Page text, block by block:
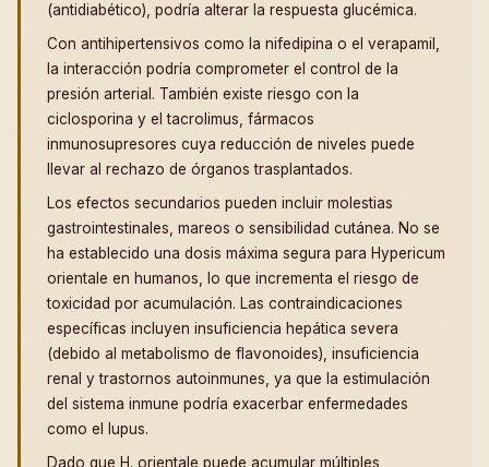
(antidiabético), podría alterar la respuesta glucémica.
Con antihipertensivos como la nifedipina o el verapamil,
la interacción podría comprometer el control de la
presión arterial. También existe riesgo con la
ciclosporina y el tacrolimus, fármacos
inmunosupresores cuya reducción de niveles puede
llevar al rechazo de órganos trasplantados.
Los efectos secundarios pueden incluir molestias
gastrointestinales, mareos o sensibilidad cutánea. No se
ha establecido una dosis máxima segura para Hypericum
orientale en humanos, lo que incrementa el riesgo de
toxicidad por acumulación. Las contraindicaciones
específicas incluyen insuficiencia hepática severa
(debido al metabolismo de flavonoides), insuficiencia
renal y trastornos autoinmunes, ya que la estimulación
del sistema inmune podría exacerbar enfermedades
como el lupus.
Dado que H. orientale puede acumular múltiples